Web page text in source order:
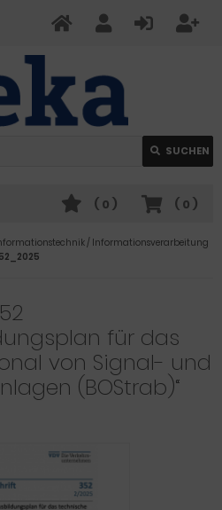
SUCHEN
( 0 )
( 0 )
/ Informationsverarbeitung
für das
von Signal- und
(BOStrab)“